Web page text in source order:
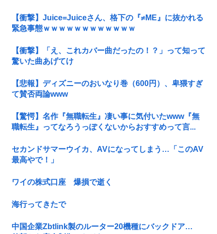
【衝撃】Juice=Juiceさん、格下の『≠ME』に抜かれる
緊急事態ｗｗｗｗｗｗｗｗｗｗｗｗ
【衝撃】「え、これカバー曲だったの！？」って知って
驚いた曲あげてけ
【悲報】ディズニーのおいなり巻（600円）、卑猥すぎ
て賛否両論www
【驚愕】名作『無職転生』凄い事に気付いたwww『無
職転生』ってなろうっぽくないからおすすめって言...
セカンドサマーウイカ、AVになってしまう…「このAV
最高やで！」
ワイの株式口座 爆損で逝く
海行ってきたで
中国企業Zbtlink製のルーター20機種にバックドア…